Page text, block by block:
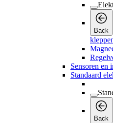
Back
Sensoren en
Standaard
Back